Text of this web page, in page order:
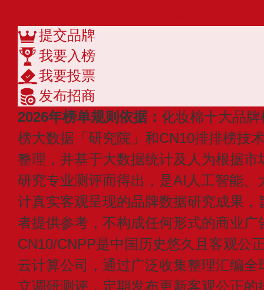
提交品牌
我要入榜
我要投票
发布招商
2026年榜单规则依据： 化妆棉十大品
榜大数据「研究院」和CN10排排榜技
整理，并基于大数据统计及人为根据
研究专业测评而得出，是AI人工智能、
计真实客观呈现的品牌数据研究成果
者提供参考，不构成任何形式的商业广
CN10/CNPP是中国历史悠久且客观公
云计算公司，通过广泛收集整理汇编
立调研测评，定期发布更新客观公正